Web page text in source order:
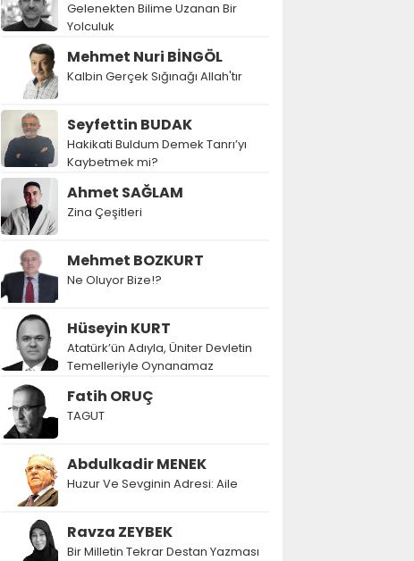
Gelenekten Bilime Uzanan Bir
Yolculuk
Mehmet Nuri BİNGÖL
Kalbin Gerçek Sığınağı Allah'tır
Seyfettin BUDAK
Hakikati Buldum Demek Tanrı’yı
Kaybetmek mi?
Ahmet SAĞLAM
Zina Çeşitleri
Mehmet BOZKURT
Ne Oluyor Bize!?
Hüseyin KURT
Atatürk’ün Adıyla, Üniter Devletin
Temelleriyle Oynanamaz
Fatih ORUÇ
TAGUT
Abdulkadir MENEK
Huzur Ve Sevginin Adresi: Aile
Ravza ZEYBEK
Bir Milletin Tekrar Destan Yazması